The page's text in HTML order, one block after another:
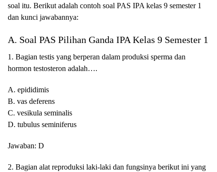
soal itu. Berikut adalah contoh soal PAS IPA kelas 9 semester 1
dan kunci jawabannya:
A. Soal PAS Pilihan Ganda IPA Kelas 9 Semester 1
1. Bagian testis yang berperan dalam produksi sperma dan
hormon testosteron adalah….
A. epididimis
B. vas deferens
C. vesikula seminalis
D. tubulus seminiferus
Jawaban: D
2. Bagian alat reproduksi laki-laki dan fungsinya berikut ini yang